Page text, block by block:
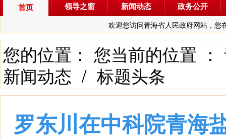
首页
欢迎您访问青海省人民政府网站，您
领导之窗 新闻动态 政务公开
您的位置： 您当前的位置 ：
新闻动态 / 标题头条
罗东川在中科院青海